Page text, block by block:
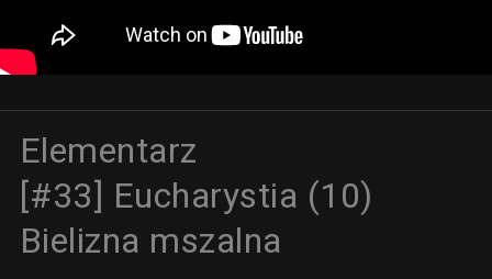
Elementarz
[#33] Eucharystia (10)
Bielizna mszalna